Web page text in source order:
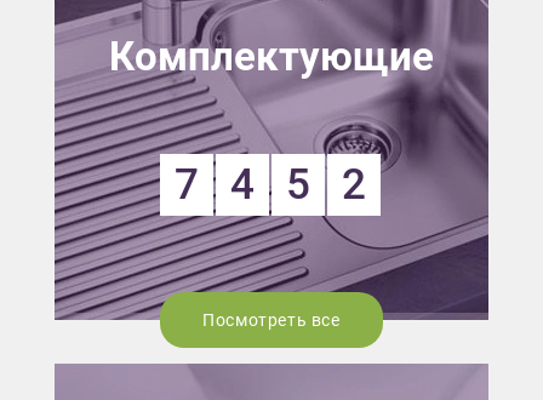
Комплектующие
7 4 5 2
Посмотреть все